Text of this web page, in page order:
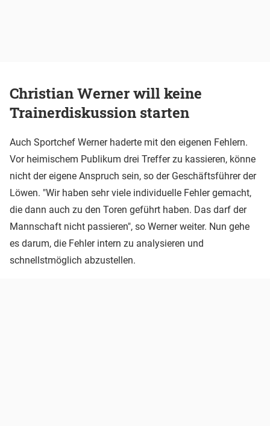
Christian Werner will keine
Trainerdiskussion starten
Auch Sportchef Werner haderte mit den eigenen Fehlern.
Vor heimischem Publikum drei Treffer zu kassieren, könne
nicht der eigene Anspruch sein, so der Geschäftsführer der
Löwen. "Wir haben sehr viele individuelle Fehler gemacht,
die dann auch zu den Toren geführt haben. Das darf der
Mannschaft nicht passieren", so Werner weiter. Nun gehe
es darum, die Fehler intern zu analysieren und
schnellstmöglich abzustellen.